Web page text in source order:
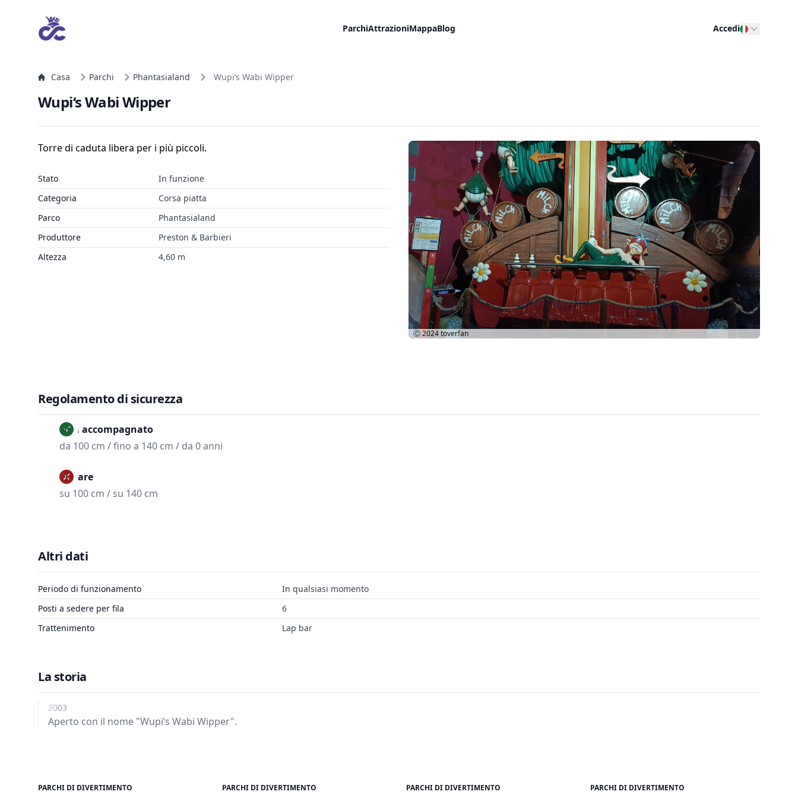
ParchiAttrazioniMappaBlog Accedi
Casa Parchi Phantasialand Wupi‘s Wabi Wipper
Wupi‘s Wabi Wipper
Torre di caduta libera per i più piccoli.
Stato
In funzione
Categoria
Corsa piatta
Parco
Phantasialand
Produttore
Preston & Barbieri
Altezza
4,60 m
Ⓒ 2024toverfan
Regolamento di sicurezza
Non accompagnato
da 100 cm / fino a 140 cm / da 0 anni
Vietare
su 100 cm / su 140 cm
Altri dati
Periodo di funzionamento
In qualsiasi momento
Posti a sedere per fila
6
Trattenimento
Lap bar
La storia
2003
Aperto con il nome "Wupi‘s Wabi Wipper".
PARCHI DI DIVERTIMENTO PARCHI DI DIVERTIMENTO PARCHI DI DIVERTIMENTO PARCHI DI DIVERTIMENTO